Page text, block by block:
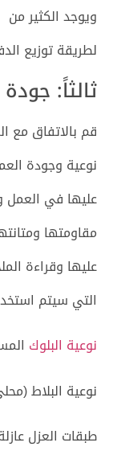
ويوجد الكثير
لطريقة توزيع
ثالثاً:
قم بالاتفاق مع
نوعية وجودة
عليها في العمل
مقاومتها
عليها وقراءة
التي سيتم
نوعية البلوك
نوعية البلاط
طبقات العزل